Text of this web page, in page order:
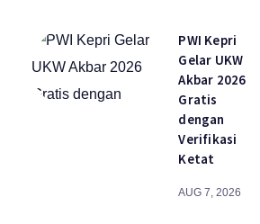
PWI Kepri
Gelar UKW
Akbar 2026
Gratis
dengan
Verifikasi
Ketat
AUG 7, 2026